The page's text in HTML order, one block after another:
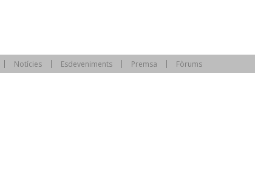
Notícies Esdeveniments Premsa Fòrums